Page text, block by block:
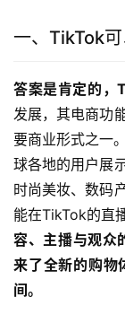
一、TikTok可
答案是肯定的，
发展，其电商功
要商业形式之一
球各地的用户展
时尚美妆、数码
能在TikTok的直
容、主播与观众
来了全新的购物
间。